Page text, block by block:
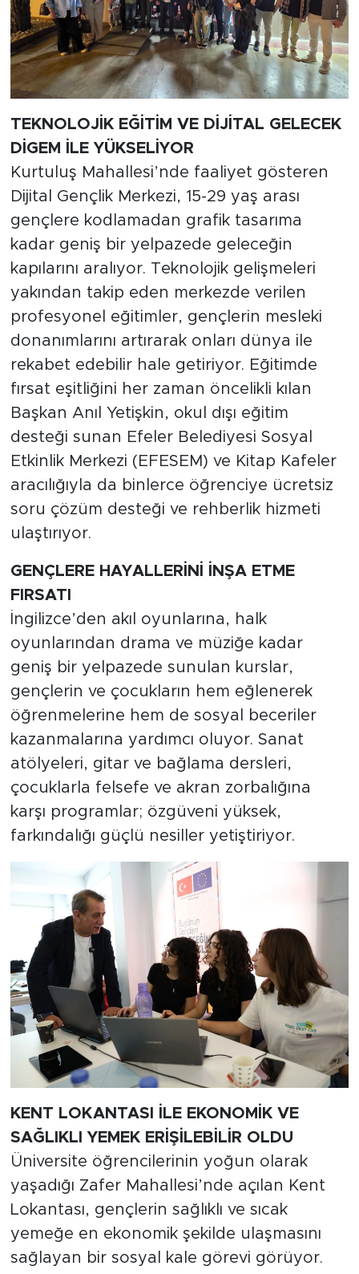
TEKNOLOJİK EĞİTİM VE DİJİTAL GELECEK
DİGEM İLE YÜKSELİYOR
Kurtuluş Mahallesi’nde faaliyet gösteren
Dijital Gençlik Merkezi, 15-29 yaş arası
gençlere kodlamadan grafik tasarıma
kadar geniş bir yelpazede geleceğin
kapılarını aralıyor. Teknolojik gelişmeleri
yakından takip eden merkezde verilen
profesyonel eğitimler, gençlerin mesleki
donanımlarını artırarak onları dünya ile
rekabet edebilir hale getiriyor. Eğitimde
fırsat eşitliğini her zaman öncelikli kılan
Başkan Anıl Yetişkin, okul dışı eğitim
desteği sunan Efeler Belediyesi Sosyal
Etkinlik Merkezi (EFESEM) ve Kitap Kafeler
aracılığıyla da binlerce öğrenciye ücretsiz
soru çözüm desteği ve rehberlik hizmeti
ulaştırıyor.
GENÇLERE HAYALLERİNİ İNŞA ETME
FIRSATI
İngilizce’den akıl oyunlarına, halk
oyunlarından drama ve müziğe kadar
geniş bir yelpazede sunulan kurslar,
gençlerin ve çocukların hem eğlenerek
öğrenmelerine hem de sosyal beceriler
kazanmalarına yardımcı oluyor. Sanat
atölyeleri, gitar ve bağlama dersleri,
çocuklarla felsefe ve akran zorbalığına
karşı programlar; özgüveni yüksek,
farkındalığı güçlü nesiller yetiştiriyor.
KENT LOKANTASI İLE EKONOMİK VE
SAĞLIKLI YEMEK ERİŞİLEBİLİR OLDU
Üniversite öğrencilerinin yoğun olarak
yaşadığı Zafer Mahallesi’nde açılan Kent
Lokantası, gençlerin sağlıklı ve sıcak
yemeğe en ekonomik şekilde ulaşmasını
sağlayan bir sosyal kale görevi görüyor.